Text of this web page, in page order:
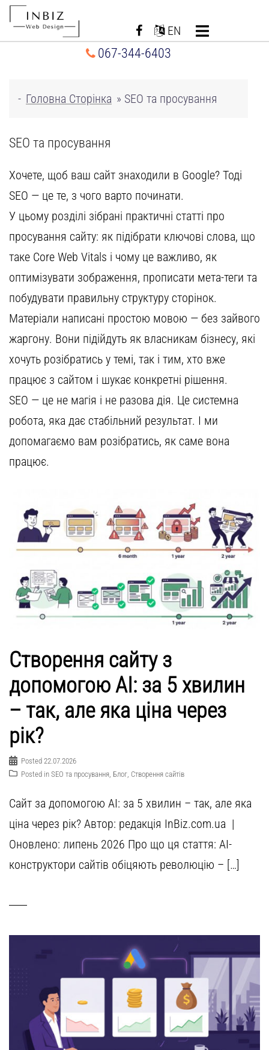
Перейти
EN
067-344-6403
- Головна Сторінка » SEO та просування
SEO та просування
Хочете, щоб ваш сайт знаходили в Google? Тоді
SEO — це те, з чого варто починати.
У цьому розділі зібрані практичні статті про
просування сайту: як підібрати ключові слова, що
таке Core Web Vitals і чому це важливо, як
оптимізувати зображення, прописати мета-теги та
побудувати правильну структуру сторінок.
Матеріали написані простою мовою — без зайвого
жаргону. Вони підійдуть як власникам бізнесу, які
хочуть розібратись у темі, так і тим, хто вже
працює з сайтом і шукає конкретні рішення.
SEO — це не магія і не разова дія. Це системна
робота, яка дає стабільний результат. І ми
допомагаємо вам розібратись, як саме вона
працює.
Створення сайту з
допомогою AI: за 5 хвилин
– так, але яка ціна через
рік?
Posted 22.07.2026
Posted in SEO та просування, Блог, Створення сайтів
Сайт за допомогою AI: за 5 хвилин – так, але яка
ціна через рік? Автор: редакція InBiz.com.ua |
Оновлено: липень 2026 Про що ця стаття: AI-
конструктори сайтів обіцяють революцію – […]